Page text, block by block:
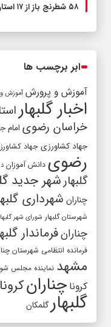
۵۸ شطرنج‌ باز از ۱۷ استان در حال رقابت در گلمکان
ابر برچسب ها
آموزش و پرورش آموزش
اخبار گلبهار
خراسان رضوی امام
جهاد کشاورزی جهاد
رضوی دانش آموزان
گلبهارشهر جدید
چناران شهرداری
شهرستان گلبهار شورای شهر
چنارانفرماندار
فرمانده انتظامی شهرستان
مشهد نماینده مجلس
کرونا چنارانکرونا
گلبهارگلمکان